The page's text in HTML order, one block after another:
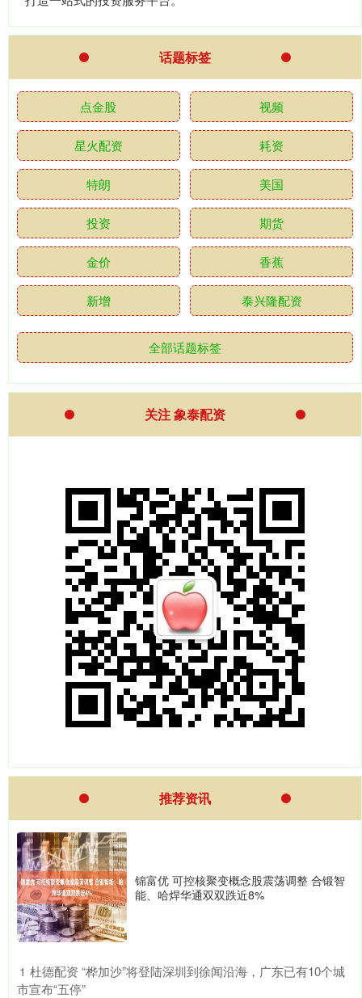
话题标签
点金股 视频
星火配资 耗资
特朗 美国
投资 期货
金价 香蕉
新增 泰兴隆配资
全部话题标签
关注 象泰配资
推荐资讯
锦富优 可控核聚变概念股震荡调整 合锻智
能、哈焊华通双双跌近8%
1 ​杜德配资 “桦加沙”将登陆深圳到徐闻沿海，广东已有10个城
市宣布“五停”